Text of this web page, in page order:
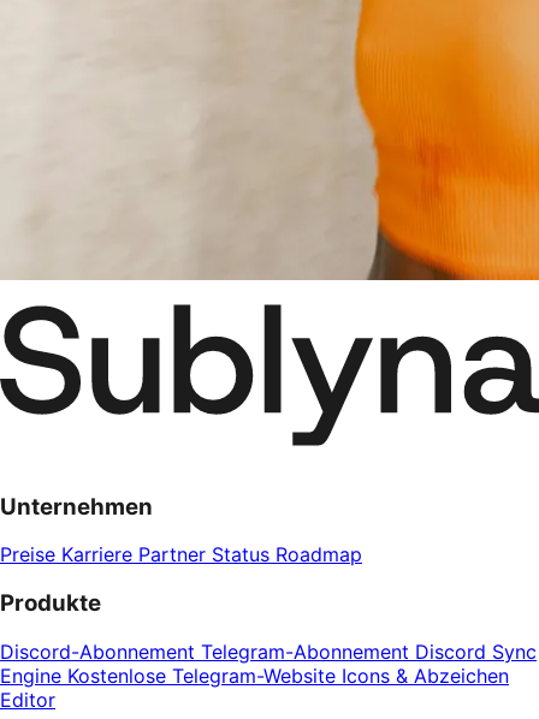
Unternehmen
Preise Karriere Partner Status Roadmap
Produkte
Discord-Abonnement Telegram-Abonnement Discord Sync
Engine Kostenlose Telegram-Website Icons & Abzeichen
Editor